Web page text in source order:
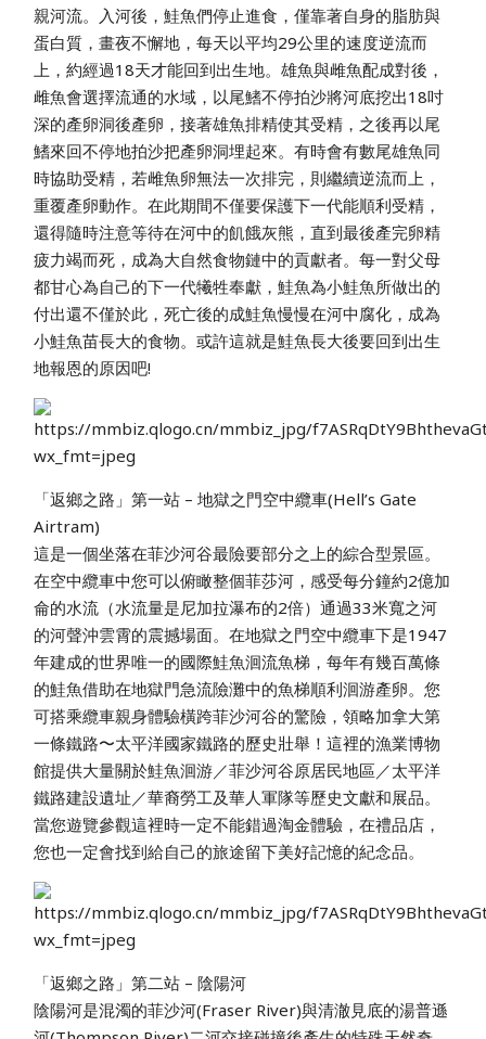
親河流。入河後，鮭魚們停止進食，僅靠著自身的脂肪與
蛋白質，畫夜不懈地，每天以平均29公里的速度逆流而
上，約經過18天才能回到出生地。雄魚與雌魚配成對後，
雌魚會選擇流通的水域，以尾鰭不停拍沙將河底挖出18吋
深的產卵洞後產卵，接著雄魚排精使其受精，之後再以尾
鰭來回不停地拍沙把產卵洞埋起來。有時會有數尾雄魚同
時協助受精，若雌魚卵無法一次排完，則繼續逆流而上，
重覆產卵動作。在此期間不僅要保護下一代能順利受精，
還得隨時注意等待在河中的飢餓灰熊，直到最後產完卵精
疲力竭而死，成為大自然食物鏈中的貢獻者。每一對父母
都甘心為自己的下一代犧牲奉獻，鮭魚為小鮭魚所做出的
付出還不僅於此，死亡後的成鮭魚慢慢在河中腐化，成為
小鮭魚苗長大的食物。或許這就是鮭魚長大後要回到出生
地報恩的原因吧!
「返鄉之路」第一站 – 地獄之門空中纜車(Hell’s Gate
Airtram)
這是一個坐落在菲沙河谷最險要部分之上的綜合型景區。
在空中纜車中您可以俯瞰整個菲莎河，感受每分鐘約2億加
侖的水流（水流量是尼加拉瀑布的2倍）通過33米寬之河
的河聲沖雲霄的震撼場面。在地獄之門空中纜車下是1947
年建成的世界唯一的國際鮭魚洄流魚梯，每年有幾百萬條
的鮭魚借助在地獄門急流險灘中的魚梯順利洄游產卵。您
可搭乘纜車親身體驗橫跨菲沙河谷的驚險，領略加拿大第
一條鐵路〜太平洋國家鐵路的歷史壯舉！這裡的漁業博物
館提供大量關於鮭魚洄游／菲沙河谷原居民地區／太平洋
鐵路建設遺址／華裔勞工及華⼈軍隊等歷史文獻和展品。
當您遊覽參觀這裡時一定不能錯過淘金體驗，在禮品店，
您也一定會找到給自己的旅途留下美好記憶的紀念品。
「返鄉之路」第二站 – 陰陽河
陰陽河是混濁的菲沙河(Fraser River)與清澈見底的湯普遜